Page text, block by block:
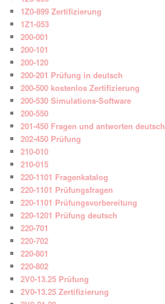
1Z0-899 Zertifizierung
1Z1-053
200-001
200-101
200-120
200-201 Prüfung in deutsch
200-500 kostenlos Zertifizierung
200-530 Simulations-Software
200-550
201-450 Fragen und antworten deutsch
202-450 Prüfung
210-010
210-015
220-1101 Fragenkatalog
220-1101 Prüfungsfragen
220-1101 Prüfungsvorbereitung
220-1201 Prüfung deutsch
220-701
220-702
220-801
220-802
2V0-13.25 Prüfung
2V0-13.25 Zertifizierung